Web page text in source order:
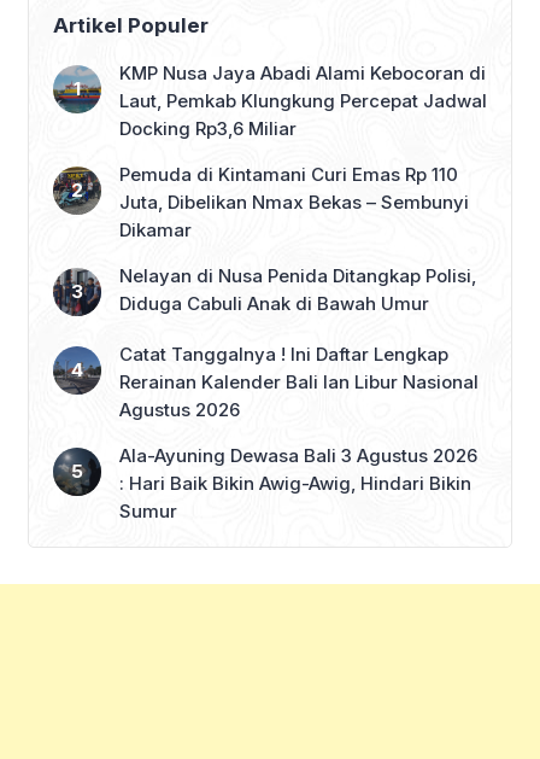
Artikel Populer
KMP Nusa Jaya Abadi Alami Kebocoran di
Laut, Pemkab Klungkung Percepat Jadwal
Docking Rp3,6 Miliar
Pemuda di Kintamani Curi Emas Rp 110
Juta, Dibelikan Nmax Bekas – Sembunyi
Dikamar
Nelayan di Nusa Penida Ditangkap Polisi,
Diduga Cabuli Anak di Bawah Umur
Catat Tanggalnya ! Ini Daftar Lengkap
Rerainan Kalender Bali lan Libur Nasional
Agustus 2026
Ala-Ayuning Dewasa Bali 3 Agustus 2026
: Hari Baik Bikin Awig-Awig, Hindari Bikin
Sumur